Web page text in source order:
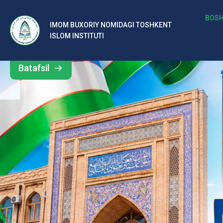
IMOM BUXORIY NOMIDAGI TOSHKENT
ISLOM INSTITUTI
b
al
ar
o‘
rt
a
si
d
Barcha
yangiliklar
Batafsil